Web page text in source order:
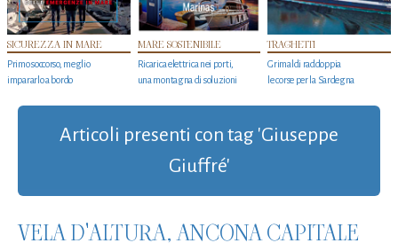
SICUREZZA IN MARE
Primo soccorso, meglio
impararlo a bordo
MARE SOSTENIBILE
Ricarica elettrica nei porti,
una montagna di soluzioni
TRAGHETTI
Grimaldi raddoppia
le corse per la Sardegna
Articoli presenti con tag 'Giuseppe
Giuffré'
VELA D'ALTURA, ANCONA CAPITALE